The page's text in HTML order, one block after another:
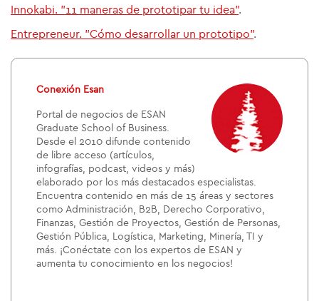
Innokabi. "11 maneras de prototipar tu idea".
Entrepreneur. "Cómo desarrollar un prototipo".
Conexión Esan
Portal de negocios de ESAN
Graduate School of Business.
Desde el 2010 difunde contenido
de libre acceso (artículos,
infografías, podcast, videos y más)
elaborado por los más destacados especialistas.
Encuentra contenido en más de 15 áreas y sectores
como Administración, B2B, Derecho Corporativo,
Finanzas, Gestión de Proyectos, Gestión de Personas,
Gestión Pública, Logística, Marketing, Minería, TI y
más. ¡Conéctate con los expertos de ESAN y
aumenta tu conocimiento en los negocios!